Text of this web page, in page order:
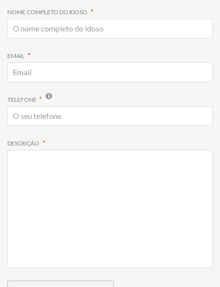
NOME COMPLETO DO IDOSO
EMAIL
TELEFONE
DESCRIÇÃO